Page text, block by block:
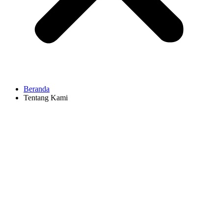
Beranda
Tentang Kami